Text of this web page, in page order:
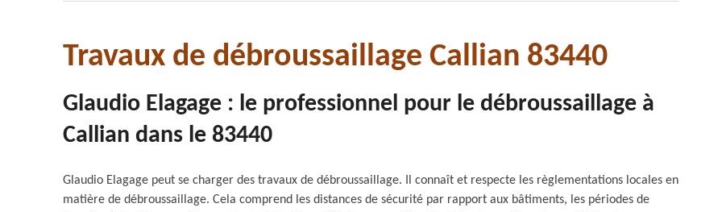
Travaux de débroussaillage Callian 83440
Glaudio Elagage : le professionnel pour le débroussaillage à
Callian dans le 83440
Glaudio Elagage peut se charger des travaux de débroussaillage. Il connaît et respecte les règlementations locales en
matière de débroussaillage. Cela comprend les distances de sécurité par rapport aux bâtiments, les périodes de